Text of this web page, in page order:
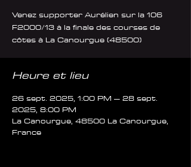
Venez supporter Aurélien sur la 106
F2000/13 à la finale des courses de
côtes à La Canourgue (48500)
Heure et lieu
26 sept. 2025, 1:00 PM – 28 sept.
2025, 8:00 PM
La Canourgue, 48500 La Canourgue,
France